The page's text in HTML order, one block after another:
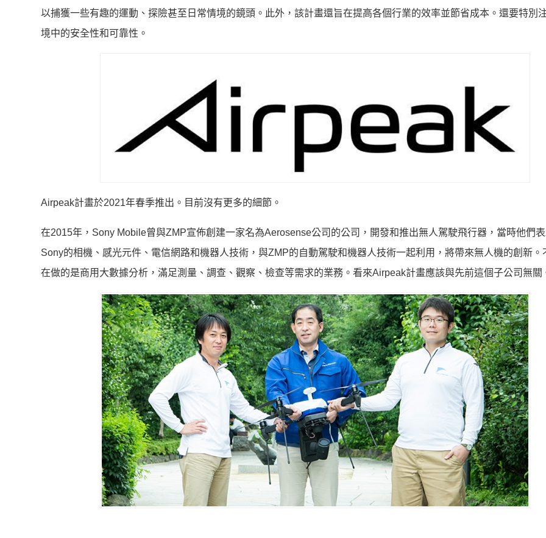
以捕獲一些有趣的運動、探險甚至日常情境的鏡頭。此外，該計畫還旨在提高各個行業的效率並節省成本。還要特別
境中的安全性和可靠性。
Airpeak計畫於2021年春季推出。目前沒有更多的細節。
在2015年，Sony Mobile曾與ZMP宣佈創建一家名為Aerosense公司的公司，開發和推出無人駕駛飛行器，當時他們
Sony的相機、感光元件、電信網路和機器人技術，與ZMP的自動駕駛和機器人技術一起利用，將帶來無人機的創新。
在做的是商用大數據分析，滿足測量、調查、觀察、檢查等需求的業務。看來Airpeak計畫應該與先前這個子公司無關